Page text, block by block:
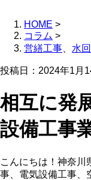
HOME >
コラム >
営繕工事
水
投稿日：2024年1月
相互に発
設備工事
こんにちは！神奈川
事、電気設備工事、